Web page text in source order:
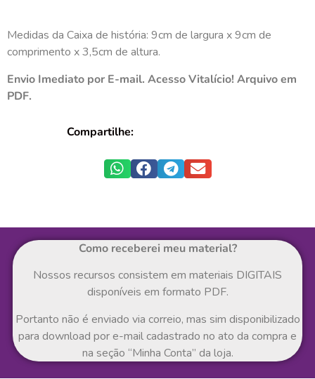
Medidas da Caixa de história: 9cm de largura x 9cm de
comprimento x 3,5cm de altura.
Envio Imediato por E-mail. Acesso Vitalício! Arquivo em
PDF.
Compartilhe:
Como receberei meu material?
Nossos recursos consistem em materiais DIGITAIS
disponíveis em formato PDF.
Portanto não é enviado via correio, mas sim disponibilizado
para download por e-mail cadastrado no ato da compra e
na seção “Minha Conta” da loja.